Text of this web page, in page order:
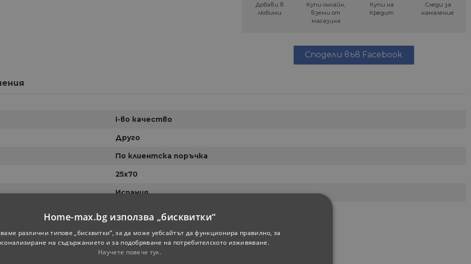
Добави в
любими
Купи онлайн,
вземи от
магазина
Купи на
Кредит
Следи за
намаление
Сподели във Facebook
I-во качество
Друго
По клиентска поръчка
25х70
Испания
Home-max.bg използва „бисквитки“
различни типове „бисквитки“, за да може уебсайтът да функционира правилно, за
на съдържанието и за подобряване на потребителското изживяване.
Научете повече тук.